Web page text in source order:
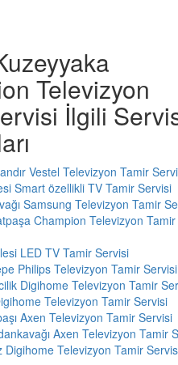
Televizyon
İlgili
Vestel Televizyon Tamir
Smart özellikli TV Tamir Servisi
Samsung Televizyon Tamir
Champion Televizyon Tamir
LED TV Tamir Servisi
Philips Televizyon Tamir Servisi
Digihome Televizyon Tamir
Televizyon Tamir Servisi
Axen Televizyon Tamir Servisi
Axen Televizyon Tamir
Digihome Televizyon Tamir